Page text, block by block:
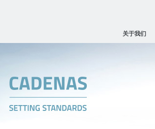
关于我们